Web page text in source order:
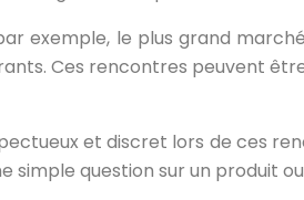
exemple, le plus grand
Ces rencontres peuvent
et discret lors de ces
simple question sur un produit